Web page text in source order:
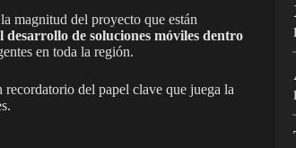
magnitud del proyecto que están
desarrollo de soluciones móviles dentro
en toda la región.
del papel clave que juega la